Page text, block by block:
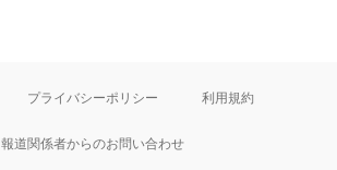
プライバシーポリシー 利用規約
報道関係者からのお問い合わせ